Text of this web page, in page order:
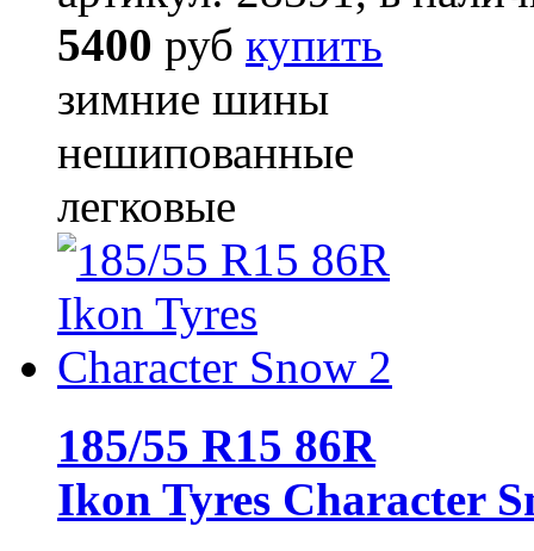
5400 руб купить
зимние шины
нешипованные
легковые
185/55 R15 86R
Ikon Tyres Character